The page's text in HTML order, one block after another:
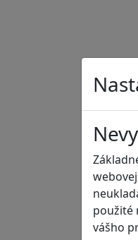
použité
vášho